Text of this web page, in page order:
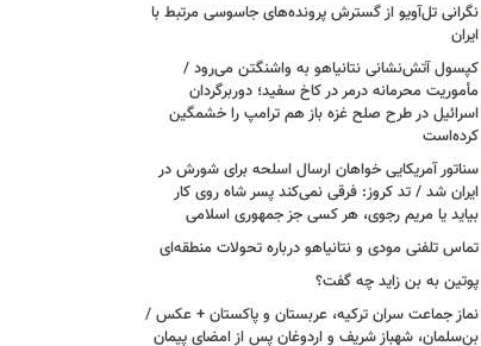
نگرانی تل‌آویو از گسترش پرونده‌های جاسوسی مرتبط با
ایران
کپسول آتش‌نشانی نتانیاهو به واشنگتن می‌رود /
مأموریت محرمانه درمر در کاخ سفید؛ دوربرگردان
اسرائیل در طرح صلح غزه باز هم ترامپ را خشمگین
کرده‌است
سناتور آمریکایی خواهان ارسال اسلحه برای شورش در
ایران شد / تد کروز: فرقی نمی‌کند پسر شاه روی کار
بیاید یا مریم رجوی، هر کسی جز جمهوری اسلامی
تماس تلفنی مودی و نتانیاهو درباره تحولات منطقه‌ای
پوتین به بن زاید چه گفت؟
نماز جماعت سران ترکیه، عربستان و پاکستان + عکس /
بن‌سلمان، شهباز شریف و اردوغان پس از امضای پیمان